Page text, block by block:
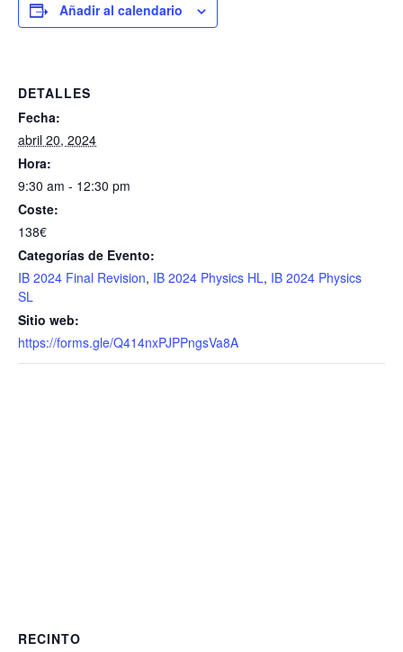
Añadir al calendario
DETALLES
Fecha:
abril 20, 2024
Hora:
9:30 am - 12:30 pm
Coste:
138€
Categorías de Evento:
IB 2024 Final Revision, IB 2024 Physics HL, IB 2024 Physics
SL
Sitio web:
https://forms.gle/Q414nxPJPPngsVa8A
RECINTO